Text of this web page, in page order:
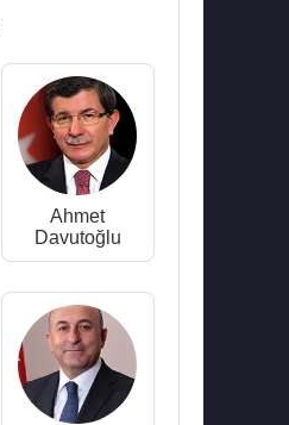
Ahmet
Davutoğlu